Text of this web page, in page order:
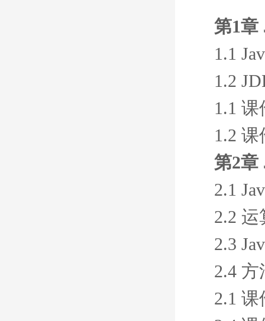
第1章
1.1
1.2
1.1 课
1.2 课
第2章
2.1
2.2
2.3
2.4
2.1 课